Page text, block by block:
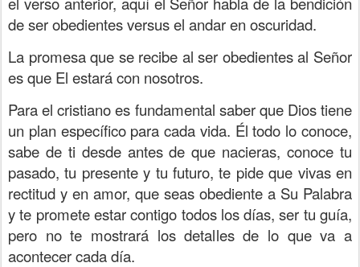
de ser obedientes versus el andar en oscuridad.
La promesa que se recibe al ser obedientes al Señor
es que El estará con nosotros.
Para el cristiano es fundamental saber que Dios tiene
un plan específico para cada vida. Él todo lo conoce,
sabe de ti desde antes de que nacieras, conoce tu
pasado, tu presente y tu futuro, te pide que vivas en
rectitud y en amor, que seas obediente a Su Palabra
y te promete estar contigo todos los días, ser tu guía,
pero no te mostrará los detalles de lo que va a
acontecer cada día.